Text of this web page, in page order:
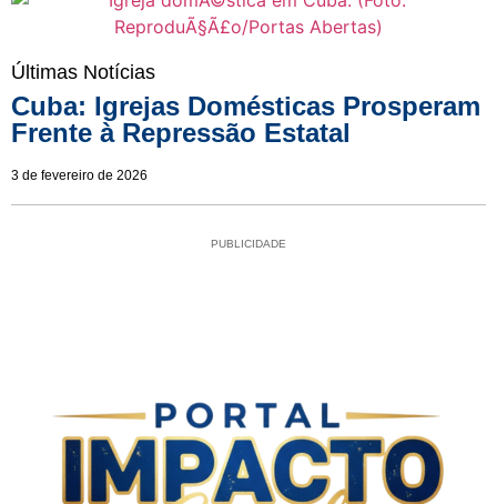
Últimas Notícias
Cuba: Igrejas Domésticas Prosperam
Frente à Repressão Estatal
3 de fevereiro de 2026
PUBLICIDADE